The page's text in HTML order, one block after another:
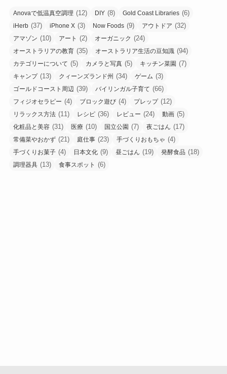
Anovaで低温真空調理 (12) DIY (8) Gold Coast Libraries (6)
iHerb (37) iPhone X (3) Now Foods (9) アウトドア (32)
アマゾン (10) アート (2) オーガニック (24)
オーストラリアの教育 (35) オーストラリア生活の豆知識 (94)
カテゴリーについて (5) カメラと写真 (5) キッチン菜園 (7)
キャンプ(13) クィーンズランド州 (34) ゲーム (3)
ゴールドコースト周辺 (39) バイリンガル子育て (66)
フィジオセラピー (4) ブロック遊び (4) プレップ(12)
リラックス方法 (11) レシピ (36) レビュー (24) 動画 (5)
化粧品と美容 (31) 医療 (10) 国立公園 (7) 夜ごはん (17)
常備菜やおかず (21) 庭仕事 (23) 手づくりおもちゃ (4)
手づくりお菓子 (4) 日本文化 (9) 昼ごはん (19) 発酵食品 (18)
調理器具 (13) 食事スポット (6)